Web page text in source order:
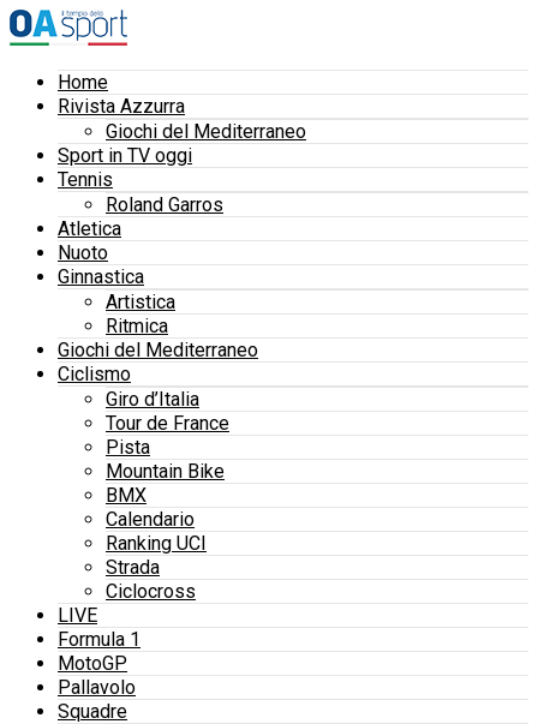
Home
Rivista Azzurra
Giochi del Mediterraneo
Sport in TV oggi
Tennis
Roland Garros
Atletica
Nuoto
Ginnastica
Artistica
Ritmica
Giochi del Mediterraneo
Ciclismo
Giro d’Italia
Tour de France
Pista
Mountain Bike
BMX
Calendario
Ranking UCI
Strada
Ciclocross
LIVE
Formula 1
MotoGP
Pallavolo
Squadre